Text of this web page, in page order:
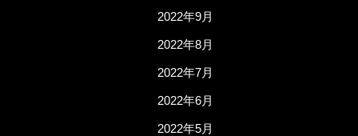
2022年9月
2022年8月
2022年7月
2022年6月
2022年5月